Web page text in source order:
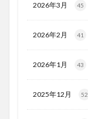
2026年3月 45
2026年2月 41
2026年1月 43
2025年12月 52